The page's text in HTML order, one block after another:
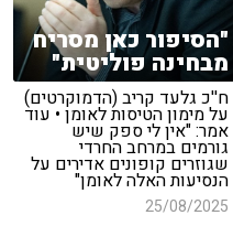
"הסיפור כאן מסריח
מבחינה פוליטית"
ח''כ גלעד קריב (הדמוקרטים)
על מימון הטיסות לאומן • עוד
אמר: "אין לי ספק שיש
גורמים במרחב החרדי
שגוזרים קופונים אדירים על
הנסיעות האלה לאומן"
25/08/2025